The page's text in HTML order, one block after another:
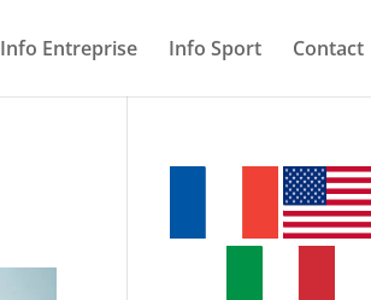
Info Entreprise Info Sport Contact